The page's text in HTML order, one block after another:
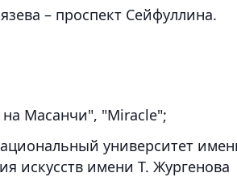
– проспект Сейфуллина.
Масанчи", "Miracle";
университет
искусств имени Т. Жургенова